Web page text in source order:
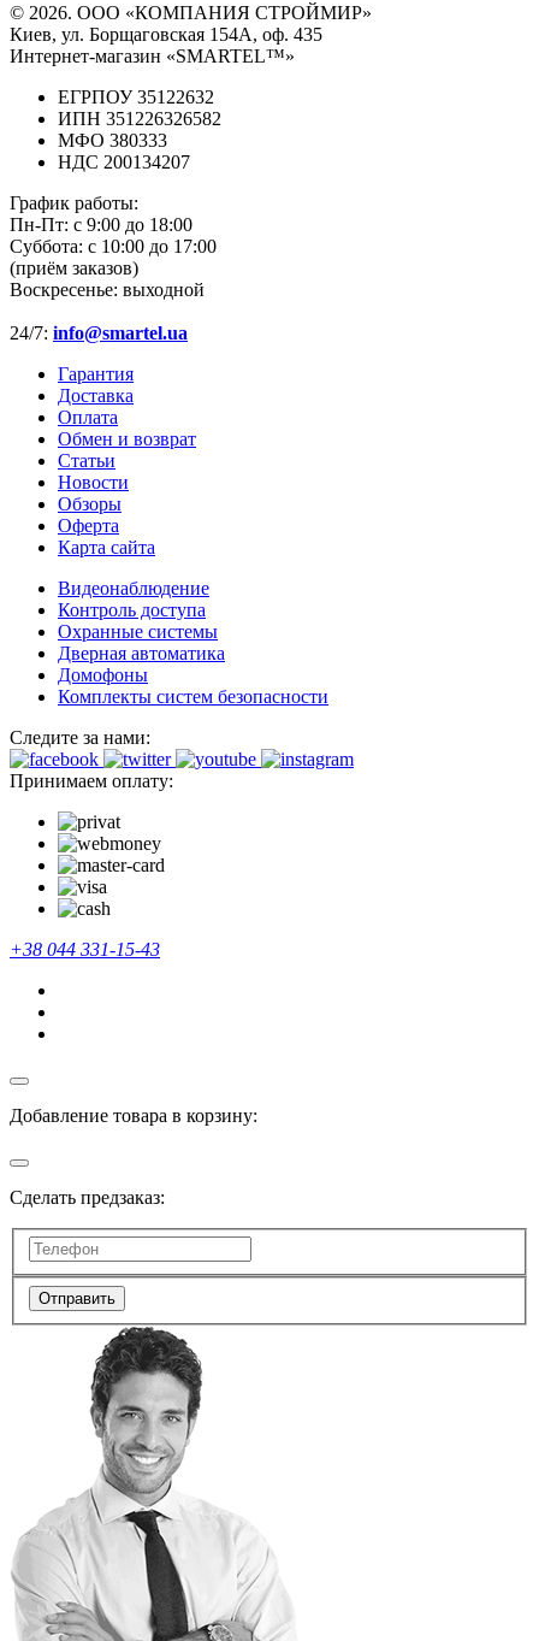
© 2026. ООО «КОМПАНИЯ СТРОЙМИР»
Киев, ул. Борщаговская 154А, оф. 435
Интернет-магазин «SMARTEL™»
ЕГРПОУ 35122632
ИПН 351226326582
МФО 380333
НДС 200134207
График работы:
Пн-Пт: с 9:00 до 18:00
Суббота: с 10:00 до 17:00
(приём заказов)
Воскресенье: выходной
24/7: info@smartel.ua
Гарантия
Доставка
Оплата
Обмен и возврат
Статьи
Новости
Обзоры
Оферта
Карта сайта
Видеонаблюдение
Контроль доступа
Охранные системы
Дверная автоматика
Домофоны
Комплекты систем безопасности
Следите за нами:
Принимаем оплату:
+38 044 331-15-43
Добавление товара в корзину:
Сделать предзаказ:
Отправить